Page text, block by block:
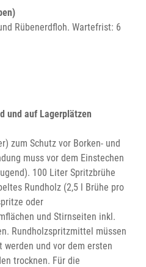
Rübenerdfloh. Wartefrist: 6
und auf Lagerplätzen
zum Schutz vor Borken- und
muss vor dem Einstechen
100 Liter Spritzbrühe
Rundholz (2,5 l Brühe pro
oder
und Stirnseiten inkl.
Rundholzspritzmittel müssen
werden und vor dem ersten
trocknen. Für die